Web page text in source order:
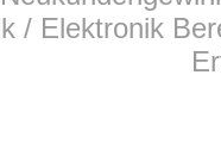
/ Elektronik